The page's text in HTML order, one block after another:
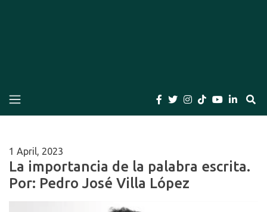
Periódico el Bogotano de la Casa Editorial el
Investigación, Cuentos y Libros
1 April, 2023
La importancia de la palabra escrita.
Por: Pedro José Villa López